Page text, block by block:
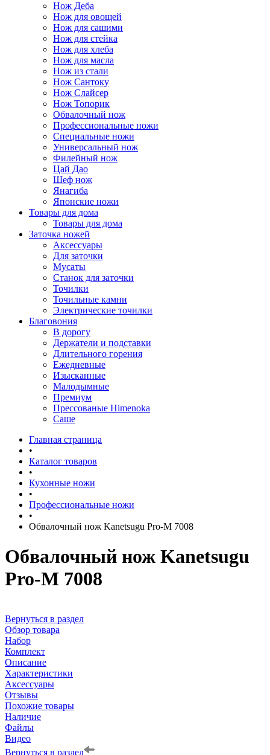
Нож Деба
Нож для овощей
Нож для сашими
Нож для стейка
Нож для хлеба
Нож для масла
Нож из стали
Нож Сантоку
Нож Слайсер
Нож Топорик
Обвалочный нож
Профессиональные ножи
Специальные ножи
Универсальный нож
Филейный нож
Цай Дао
Шеф нож
Янагиба
Японские ножи
Товары для дома
Товары для дома
Заточка ножей
Аксессуары
Для заточки
Мусаты
Станок для заточки
Точилки
Точильные камни
Электрические точилки
Благовония
В дорогу
Держатели и подставки
Длительного горения
Ежедневные
Изысканные
Малодымные
Премиум
Прессованые Himenoka
Саше
Главная страница
•
Каталог товаров
•
Кухонные ножи
•
Профессиональные ножи
•
Обвалочный нож Kanetsugu Pro-M 7008
Обвалочный нож Kanetsugu
Pro-M 7008
Вернуться в раздел
Обзор товара
Набор
Комплект
Описание
Характеристики
Аксессуары
Отзывы
Похожие товары
Наличие
Файлы
Видео
Вернуться в раздел